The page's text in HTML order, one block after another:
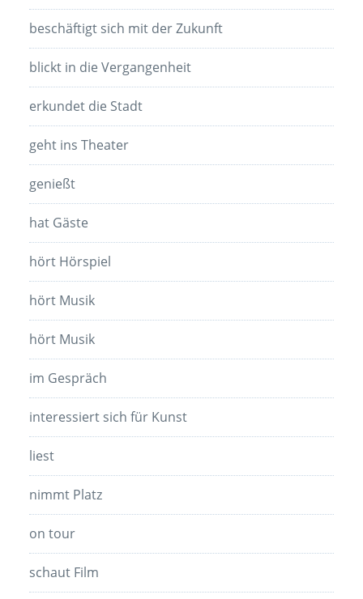
beschäftigt sich mit der Zukunft
blickt in die Vergangenheit
erkundet die Stadt
geht ins Theater
genießt
hat Gäste
hört Hörspiel
hört Musik
hört Musik
im Gespräch
interessiert sich für Kunst
liest
nimmt Platz
on tour
schaut Film